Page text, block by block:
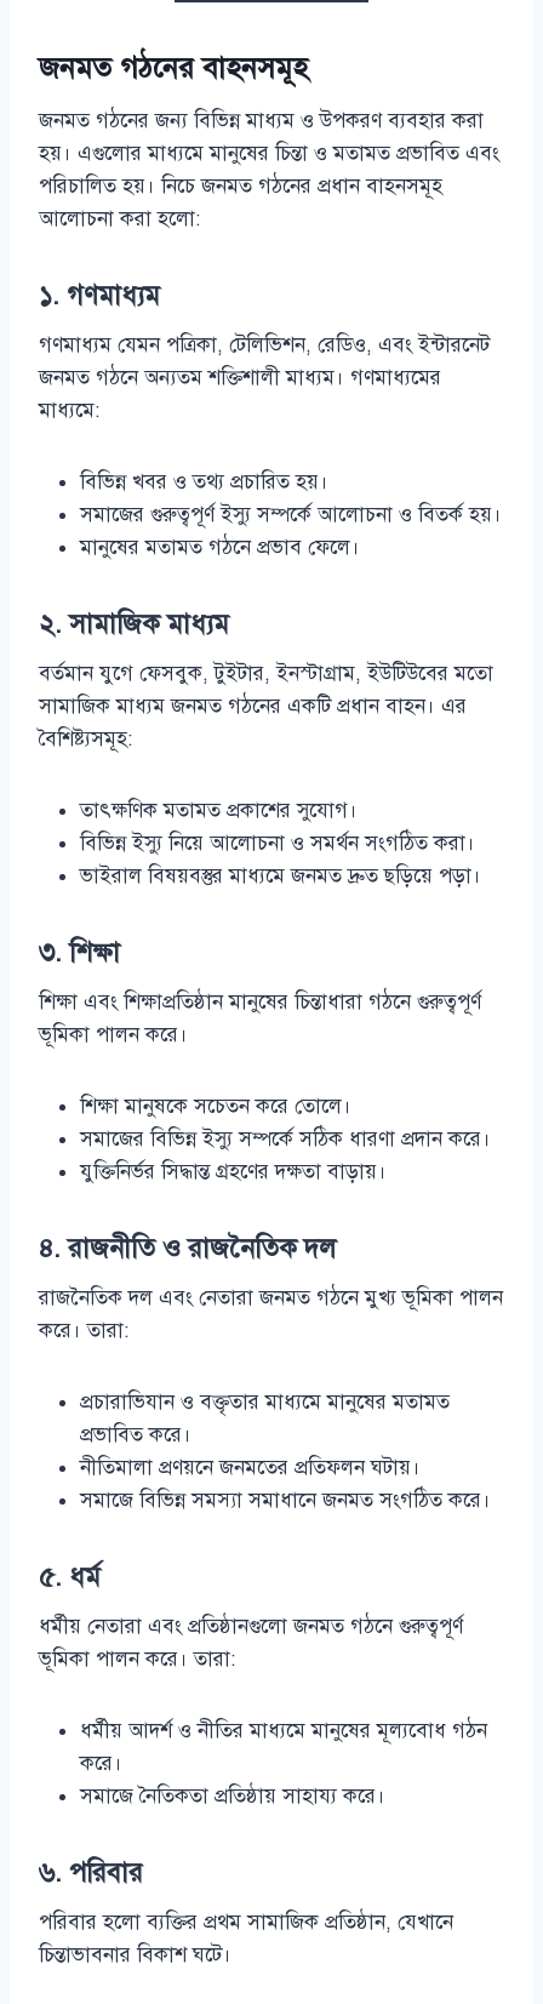
জনমত গঠনের বাহনসমূহ
জনমত গঠনের জন্য বিভিন্ন মাধ্যম ও উপকরণ ব্যবহার করা
হয়। এগুলোর মাধ্যমে মানুষের চিন্তা ও মতামত প্রভাবিত এবং
পরিচালিত হয়। নিচে জনমত গঠনের প্রধান বাহনসমূহ
আলোচনা করা হলো:
১. গণমাধ্যম
গণমাধ্যম যেমন পত্রিকা, টেলিভিশন, রেডিও, এবং ইন্টারনেট
জনমত গঠনে অন্যতম শক্তিশালী মাধ্যম। গণমাধ্যমের
মাধ্যমে:
বিভিন্ন খবর ও তথ্য প্রচারিত হয়।
সমাজের গুরুত্বপূর্ণ ইস্যু সম্পর্কে আলোচনা ও বিতর্ক হয়।
মানুষের মতামত গঠনে প্রভাব ফেলে।
২. সামাজিক মাধ্যম
বর্তমান যুগে ফেসবুক, টুইটার, ইনস্টাগ্রাম, ইউটিউবের মতো
সামাজিক মাধ্যম জনমত গঠনের একটি প্রধান বাহন। এর
বৈশিষ্ট্যসমূহ:
তাৎক্ষণিক মতামত প্রকাশের সুযোগ।
বিভিন্ন ইস্যু নিয়ে আলোচনা ও সমর্থন সংগঠিত করা।
ভাইরাল বিষয়বস্তুর মাধ্যমে জনমত দ্রুত ছড়িয়ে পড়া।
৩. শিক্ষা
শিক্ষা এবং শিক্ষাপ্রতিষ্ঠান মানুষের চিন্তাধারা গঠনে গুরুত্বপূর্ণ
ভূমিকা পালন করে।
শিক্ষা মানুষকে সচেতন করে তোলে।
সমাজের বিভিন্ন ইস্যু সম্পর্কে সঠিক ধারণা প্রদান করে।
যুক্তিনির্ভর সিদ্ধান্ত গ্রহণের দক্ষতা বাড়ায়।
৪. রাজনীতি ও রাজনৈতিক দল
রাজনৈতিক দল এবং নেতারা জনমত গঠনে মুখ্য ভূমিকা পালন
করে। তারা:
প্রচারাভিযান ও বক্তৃতার মাধ্যমে মানুষের মতামত
প্রভাবিত করে।
নীতিমালা প্রণয়নে জনমতের প্রতিফলন ঘটায়।
সমাজে বিভিন্ন সমস্যা সমাধানে জনমত সংগঠিত করে।
৫. ধর্ম
ধর্মীয় নেতারা এবং প্রতিষ্ঠানগুলো জনমত গঠনে গুরুত্বপূর্ণ
ভূমিকা পালন করে। তারা:
ধর্মীয় আদর্শ ও নীতির মাধ্যমে মানুষের মূল্যবোধ গঠন
করে।
সমাজে নৈতিকতা প্রতিষ্ঠায় সাহায্য করে।
৬. পরিবার
পরিবার হলো ব্যক্তির প্রথম সামাজিক প্রতিষ্ঠান, যেখানে
চিন্তাভাবনার বিকাশ ঘটে।